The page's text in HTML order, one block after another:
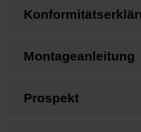
Montageanleitung
Prospekt